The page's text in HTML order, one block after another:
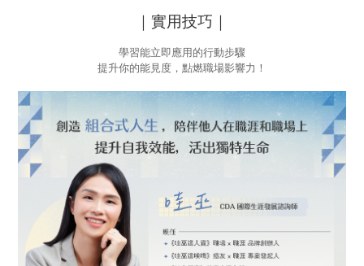
｜實用技巧｜
學習能立即應用的行動步驟
提升你的能見度，點燃職場影響力！